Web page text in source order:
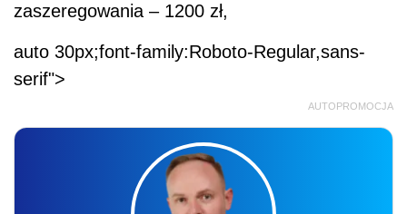
zaszeregowania – 1200 zł,
auto 30px;font-family:Roboto-Regular,sans-
serif">
AUTOPROMOCJA